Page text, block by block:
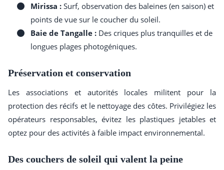
Mirissa : Surf, observation des baleines (en saison) et
points de vue sur le coucher du soleil.
Baie de Tangalle : Des criques plus tranquilles et de
longues plages photogéniques.
Préservation et conservation
Les associations et autorités locales militent pour la
protection des récifs et le nettoyage des côtes. Privilégiez les
opérateurs responsables, évitez les plastiques jetables et
optez pour des activités à faible impact environnemental.
Des couchers de soleil qui valent la peine